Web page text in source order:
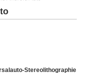
Stereolithographie